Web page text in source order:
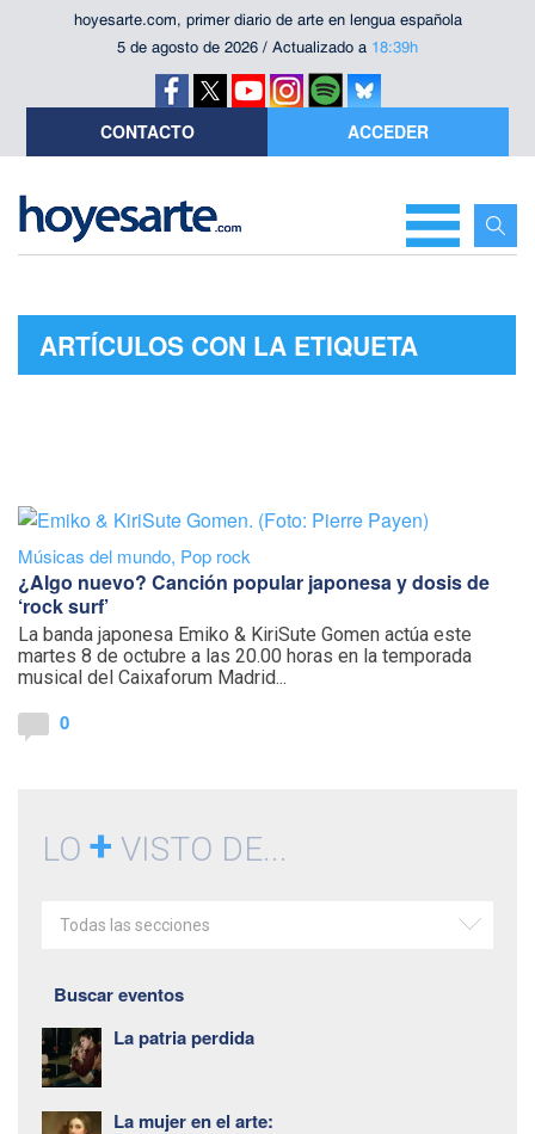
hoyesarte.com, primer diario de arte en lengua española
5 de agosto de 2026 / Actualizado a 18:39h
CONTACTO ACCEDER
ARTÍCULOS CON LA ETIQUETA
Músicas del mundo, Pop rock
¿Algo nuevo? Canción popular japonesa y dosis de
‘rock surf’
La banda japonesa Emiko & KiriSute Gomen actúa este
martes 8 de octubre a las 20.00 horas en la temporada
musical del Caixaforum Madrid...
0
LO + VISTO DE...
Todas las secciones
Buscar eventos
La patria perdida
La mujer en el arte: